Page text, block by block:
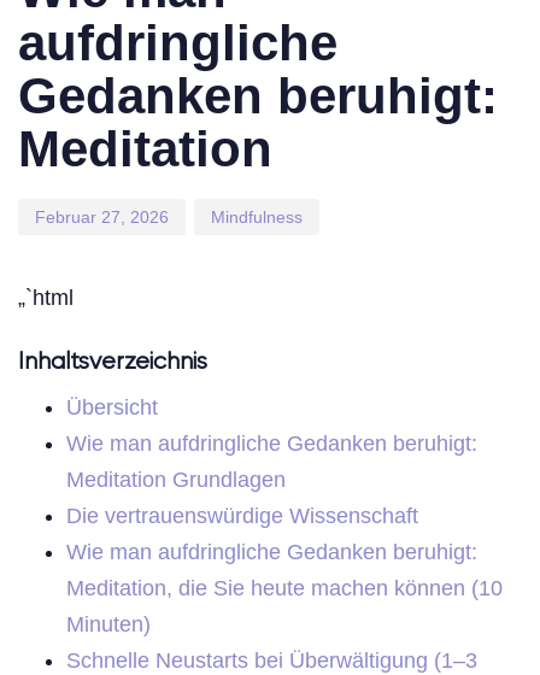
aufdringliche
Gedanken beruhigt:
Meditation
Februar 27, 2026 Mindfulness
„`html
Inhaltsverzeichnis
Übersicht
Wie man aufdringliche Gedanken beruhigt:
Meditation Grundlagen
Die vertrauenswürdige Wissenschaft
Wie man aufdringliche Gedanken beruhigt:
Meditation, die Sie heute machen können (10
Minuten)
Schnelle Neustarts bei Überwältigung (1–3